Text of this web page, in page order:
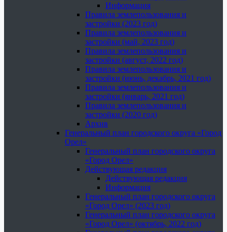
Информация
Правила землепользования и
застройки (2023 год)
Правила землепользования и
застройки (май, 2023 год)
Правила землепользования и
застройки (август, 2022 год)
Правила землепользования и
застройки (июнь, декабрь, 2021 год)
Правила землепользования и
застройки (январь, 2021 год)
Правила землепользования и
застройки (2020 год)
Архив
Генеральный план городского округа «Город
Орел»
Генеральный план городского округа
«Город Орел»
Действующая редакция
Действующая редакция
Информация
Генеральный план городского округа
«Город Орел» (2023 год)
Генеральный план городского округа
«Город Орел» (октябрь, 2022 год)